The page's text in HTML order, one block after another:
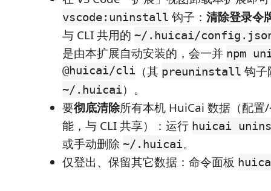
vscode:uninstall 钩子： 清除登录令
与 CLI 共用的 ~/.huicai/
是由本扩展自动安装的，会一并 npm
@huicai/cli （其 preuninstall 钩子
~/.huicai）。
要彻底清除所有本机 HuiCai 数据（配
能，与 CLI 共享）：运行 huicai
或手动删除 ~/.huicai。
仅登出、保留其它数据：命令面板